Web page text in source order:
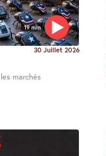
19 min
30 Juillet 2026
marchés